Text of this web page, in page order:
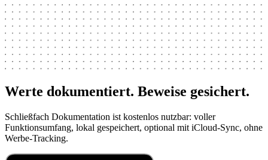
Werte dokumentiert. Beweise gesichert.
Schließfach Dokumentation ist kostenlos nutzbar: voller
Funktionsumfang, lokal gespeichert, optional mit iCloud-Sync, ohne
Werbe-Tracking.